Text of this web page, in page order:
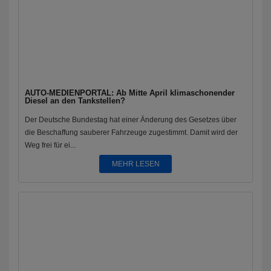
AUTO-MEDIENPORTAL: Ab Mitte April klimaschonender
Diesel an den Tankstellen?
Der Deutsche Bundestag hat einer Änderung des Gesetzes über
die Beschaffung sauberer Fahrzeuge zugestimmt. Damit wird der
Weg frei für ei...
MEHR LESEN